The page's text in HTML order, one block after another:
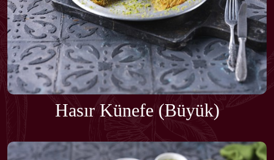
Hasır Künefe (Büyük)